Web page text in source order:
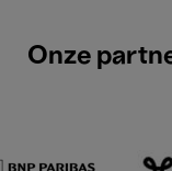
Onze